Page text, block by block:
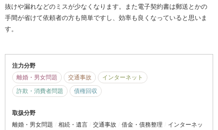
抜けや漏れなどのミスが少なくなります。また電子契約書は郵送とかの
手間が省けて依頼者の方も簡単ですし、効率も良くなっていると思いま
す。
注力分野
離婚・男女問題
交通事故
インターネット
詐欺・消費者問題
債権回収
取扱分野
離婚・男女問題
相続・遺言 交通事故 借金・債務整理
インターネッ